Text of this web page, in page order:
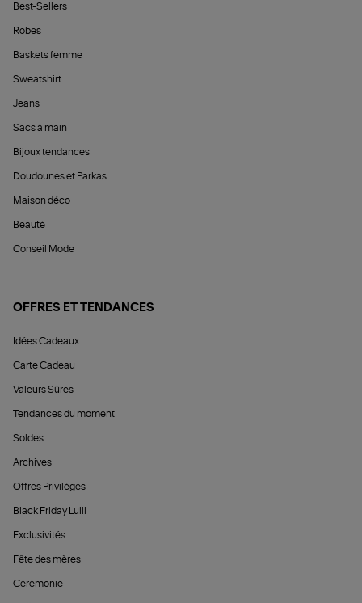
Best-Sellers
Robes
Baskets femme
Sweatshirt
Jeans
Sacs à main
Bijoux tendances
Doudounes et Parkas
Maison déco
Beauté
Conseil Mode
OFFRES ET TENDANCES
Idées Cadeaux
Carte Cadeau
Valeurs Sûres
Tendances du moment
Soldes
Archives
Offres Privilèges
Black Friday Lulli
Exclusivités
Fête des mères
Cérémonie